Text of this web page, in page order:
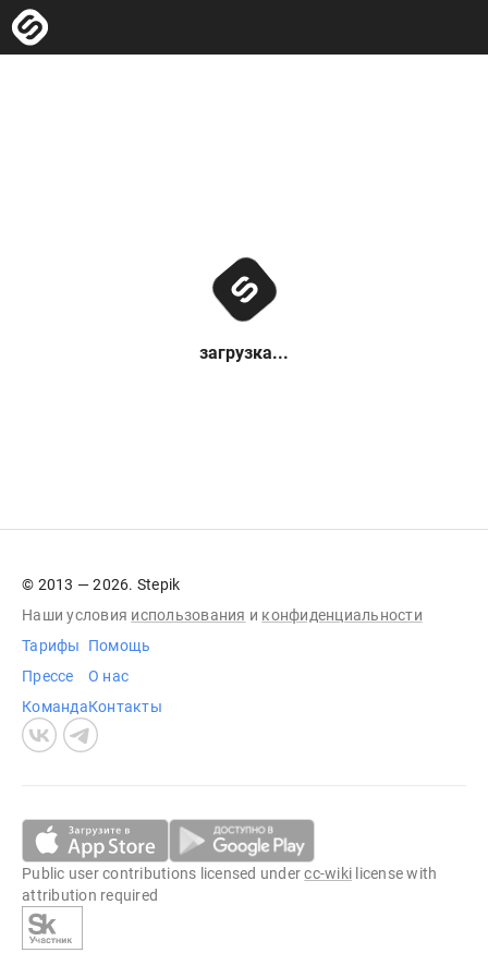
загрузка...
© 2013 — 2026. Stepik
Наши условия использования и конфиденциальности
Тарифы
Прессе
Команда
Помощь
О нас
Контакты
Public user contributions licensed undercc-wiki license with
attribution required